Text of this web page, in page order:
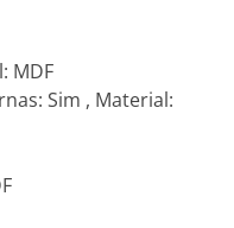
MDF
Sim , Material: